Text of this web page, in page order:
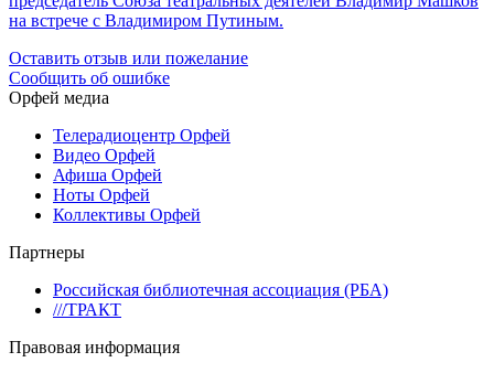
на встрече с Владимиром Путиным.
Оставить отзыв или пожелание
Сообщить об ошибке
Орфей медиа
Телерадиоцентр Орфей
Видео Орфей
Афиша Орфей
Ноты Орфей
Коллективы Орфей
Партнеры
Российская библиотечная ассоциация (РБА)
///ТРАКТ
Правовая информация